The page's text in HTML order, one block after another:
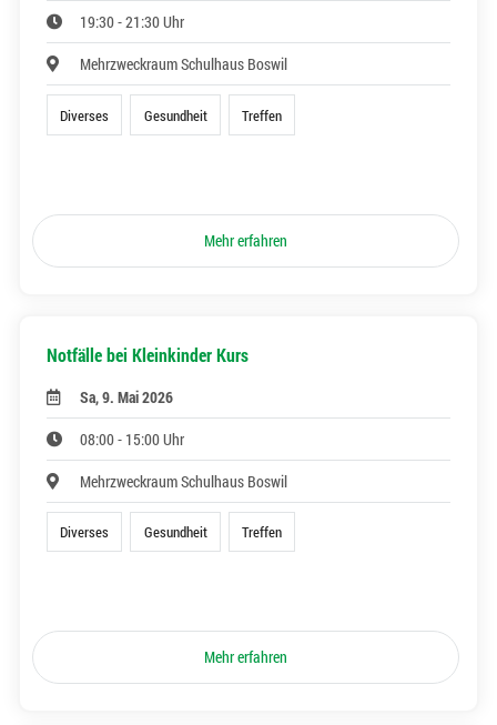
19:30 - 21:30 Uhr
Mehrzweckraum Schulhaus Boswil
Diverses Gesundheit Treffen
Mehr erfahren
Notfälle bei Kleinkinder Kurs
Sa, 9. Mai 2026
08:00 - 15:00 Uhr
Mehrzweckraum Schulhaus Boswil
Diverses Gesundheit Treffen
Mehr erfahren